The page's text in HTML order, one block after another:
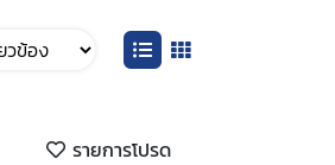
รายการโปรด